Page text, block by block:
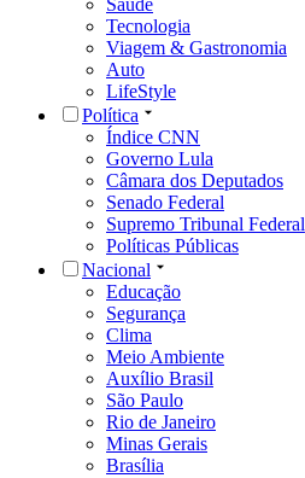
Saúde
Tecnologia
Viagem & Gastronomia
Auto
LifeStyle
Política
Índice CNN
Governo Lula
Câmara dos Deputados
Senado Federal
Supremo Tribunal Federal
Políticas Públicas
Nacional
Educação
Segurança
Clima
Meio Ambiente
Auxílio Brasil
São Paulo
Rio de Janeiro
Minas Gerais
Brasília